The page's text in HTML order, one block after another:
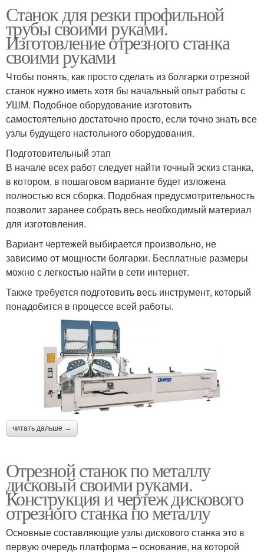
Станок для резки профильной
трубы своими руками.
Изготовление отрезного станка
своими руками
Чтобы понять, как просто сделать из болгарки отрезной
станок нужно иметь хотя бы начальный опыт работы с
УШМ. Подобное оборудование изготовить
самостоятельно достаточно просто, если точно знать все
узлы будущего настольного оборудования.
Подготовительный этап
В начале всех работ следует найти точный эскиз станка,
в котором, в пошаговом варианте будет изложена
полностью вся сборка. Подобная предусмотрительность
позволит заранее собрать весь необходимый материал
для изготовления.
Вариант чертежей выбирается произвольно, не
зависимо от мощности болгарки. Бесплатные размеры
можно с легкостью найти в сети интернет.
Также требуется подготовить весь инструмент, который
понадобится в процессе всей работы.
читать дальше →
Отрезной станок по металлу
дисковый своими руками.
Конструкция и чертеж дискового
отрезного станка по металлу
Основные составляющие узлы дискового станка это в
первую очередь платформа – основание, на которой